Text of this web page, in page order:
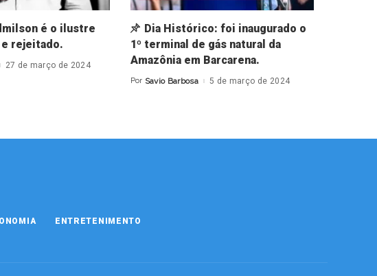
é o ilustre
rejeitado.
27 de março de 2024
Dia Histórico: foi inaugurado o
1º terminal de gás natural da
Amazônia em Barcarena.
Posted
Por Savio Barbosa 5 de março de 2024
ENTRETENIMENTO